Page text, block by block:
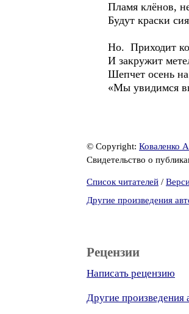
Пламя клёнов,
Будут краски
Но. Приходит
И закружит
Шепчет осень на
«Мы увидимся
© Copyright: Коваленко
Свидетельство о
Список читателей /
Другие произведения
Рецензии
Написать рецензию
Другие произведения